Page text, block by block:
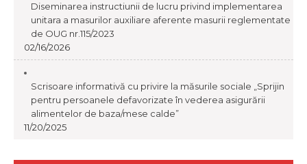
Diseminarea instructiunii de lucru privind implementarea
unitara a masurilor auxiliare aferente masurii reglementate
de OUG nr.115/2023
02/16/2026
Scrisoare informativă cu privire la măsurile sociale „Sprijin
pentru persoanele defavorizate în vederea asigurării
alimentelor de baza/mese calde”
11/20/2025